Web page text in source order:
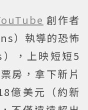
創作者
）執導的恐怖
，上映短短5
房，拿下新片
億美元（約新